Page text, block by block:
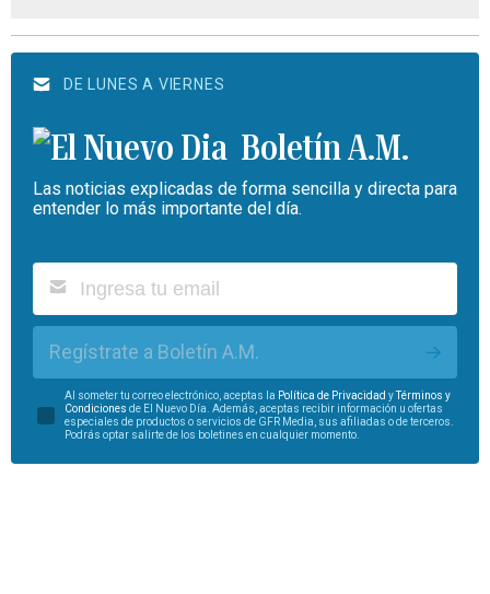
DE LUNES A VIERNES
Boletín A.M.
Las noticias explicadas de forma sencilla y directa para
entender lo más importante del día.
Regístrate a Boletín A.M.
Al someter tu correo electrónico, aceptas la Política de Privacidad y
Términos y
Condiciones de El Nuevo Día. Además, aceptas recibir información u ofertas
especiales de productos o servicios de GFR Media, sus afiliadas o de terceros.
Podrás optar salirte de los boletines en cualquier momento.